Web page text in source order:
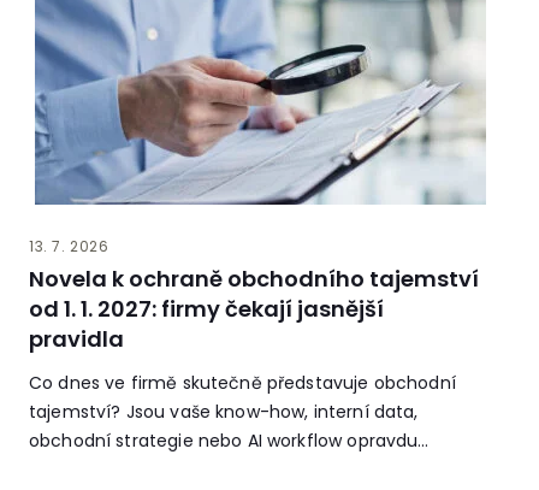
13. 7. 2026
Novela k ochraně obchodního tajemství
od 1. 1. 2027: firmy čekají jasnější
pravidla
Co dnes ve firmě skutečně představuje obchodní
tajemství? Jsou vaše know-how, interní data,
obchodní strategie nebo AI workflow opravdu